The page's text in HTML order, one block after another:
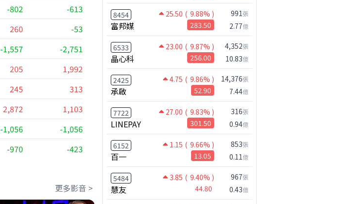
-802
-613
260
-53
-1,557
-2,751
205
1,992
245
313
2,872
1,103
-1,056
-1,056
-970 -423
更多影音 >
8454 25.50 ( 9.88% )
富邦媒 283.50
991張
2.77億
6533 23.00 ( 9.87% )
晶心科 256.00
4,352張
10.83億
2425 4.75 ( 9.86% )
承啟 52.90
14,376張
7.44億
7722 27.00 ( 9.83% )
LINEPAY 301.50
316張
0.94億
6152 1.15 ( 9.66% )
百一 13.05
853張
0.11億
5484 3.85 ( 9.40% )
慧友 44.80
967張
0.43億